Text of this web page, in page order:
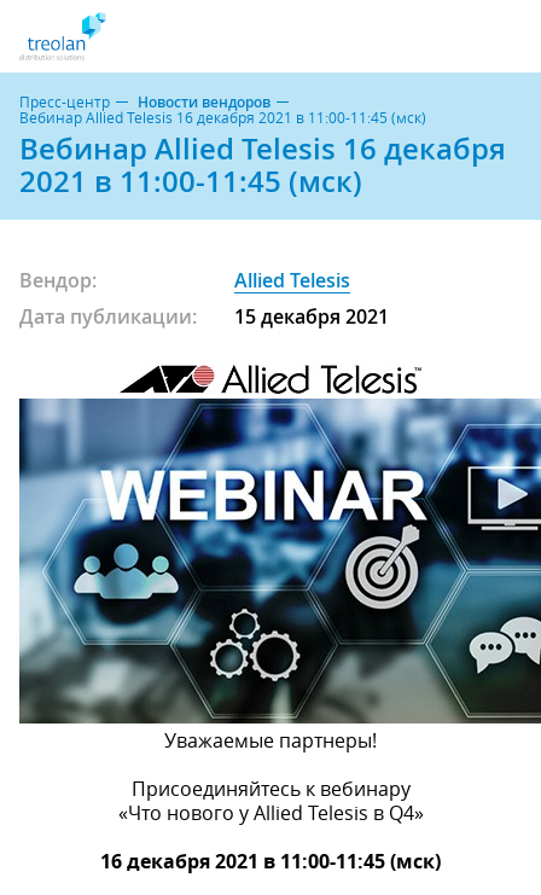
Пресс-центр Новости вендоров
Вебинар Allied Telesis 16 декабря 2021 в 11:00-11:45 (мск)
Вебинар Allied Telesis 16 декабря
2021 в 11:00-11:45 (мск)
Вендор:
Allied Telesis
Дата публикации:
15 декабря 2021
Уважаемые партнеры!
Присоединяйтесь к вебинару
«Что нового у Allied Telesis в Q4»
16 декабря 2021 в 11:00-11:45 (мск)